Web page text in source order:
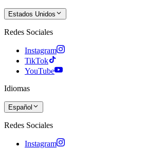
Estados Unidos
Redes Sociales
Instagram
TikTok
YouTube
Idiomas
Español
Redes Sociales
Instagram